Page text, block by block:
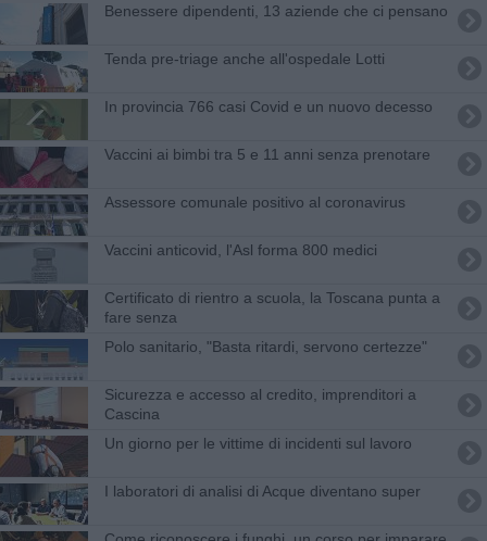
Benessere dipendenti, 13 aziende che ci pensano
Tenda pre-triage anche all'ospedale Lotti
In provincia 766 casi Covid e un nuovo decesso
Vaccini ai bimbi tra 5 e 11 anni senza prenotare
Assessore comunale positivo al coronavirus
Vaccini anticovid, l'Asl forma 800 medici
Certificato di rientro a scuola, la Toscana punta a
fare senza
Polo sanitario, "Basta ritardi, servono certezze"
Sicurezza e accesso al credito, imprenditori a
Cascina
Un giorno per le vittime di incidenti sul lavoro
I laboratori di analisi di Acque diventano super